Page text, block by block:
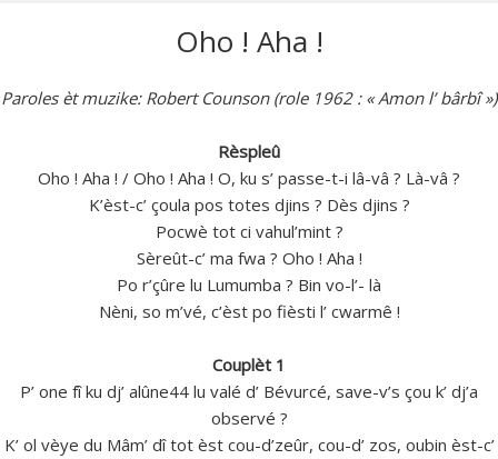
Oho ! Aha !
Paroles èt muzike: Robert Counson (role 1962 : « Amon l’ bârbî »)
Rèspleû
Oho ! Aha ! / Oho ! Aha ! O, ku s’ passe-t-i lâ-vâ ? Là-vâ ?
K’èst-c’ çoula pos totes djins ? Dès djins ?
Pocwè tot ci vahul’mint ?
Sèreût-c’ ma fwa ? Oho ! Aha !
Po r’çûre lu Lumumba ? Bin vo-l’- là
Nèni, so m’vé, c’èst po fièsti l’ cwarmê !
Couplèt 1
P’ one fî ku dj’ alûne44 lu valé d’ Bévurcé, save-v’s çou k’ dj’a
observé ?
K’ ol vèye du Mâm’ dî tot èst cou-d’zeûr, cou-d’ zos, oubin èst-c’